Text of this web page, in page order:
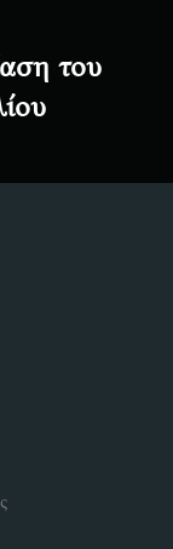
του